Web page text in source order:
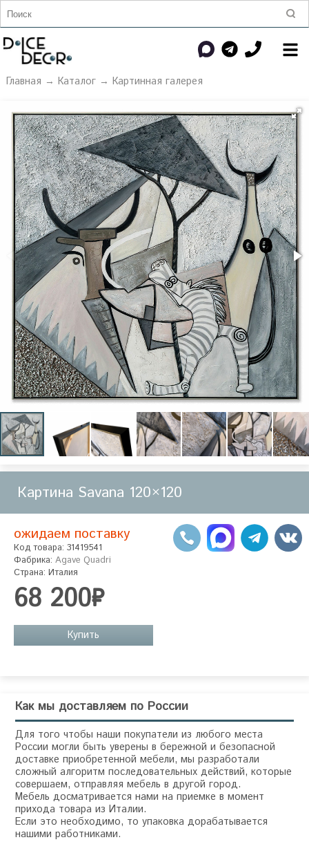
Главная → Каталог→ Картинная галерея
Картина Savana 120×120
ожидаем поставку
Код товара: 31419541
Фабрика: Agave Quadri
Страна: Италия
68 200₽
Купить
Как мы доставляем по России
Для того чтобы наши покупатели из любого места
России могли быть уверены в бережной и безопасной
доставке приобретенной мебели, мы разработали
сложный алгоритм последовательных действий, которые
совершаем, отправляя мебель в другой город.
Мебель досматривается нами на приемке в момент
прихода товара из Италии.
Если это необходимо, то упаковка дорабатывается
нашими работниками.